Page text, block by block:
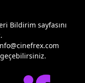
Bildirim sayfasını